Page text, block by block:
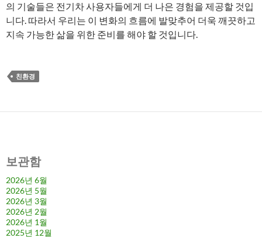
의 기술들은 전기차 사용자들에게 더 나은 경험을 제공할 것입
니다. 따라서 우리는 이 변화의 흐름에 발맞추어 더욱 깨끗하고
지속 가능한 삶을 위한 준비를 해야 할 것입니다.
친환경
보관함
2026년 6월
2026년 5월
2026년 3월
2026년 2월
2026년 1월
2025년 12월